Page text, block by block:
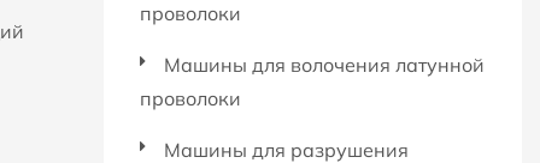
проволоки
Машины для волочения латунной
проволоки
Машины для разрушения